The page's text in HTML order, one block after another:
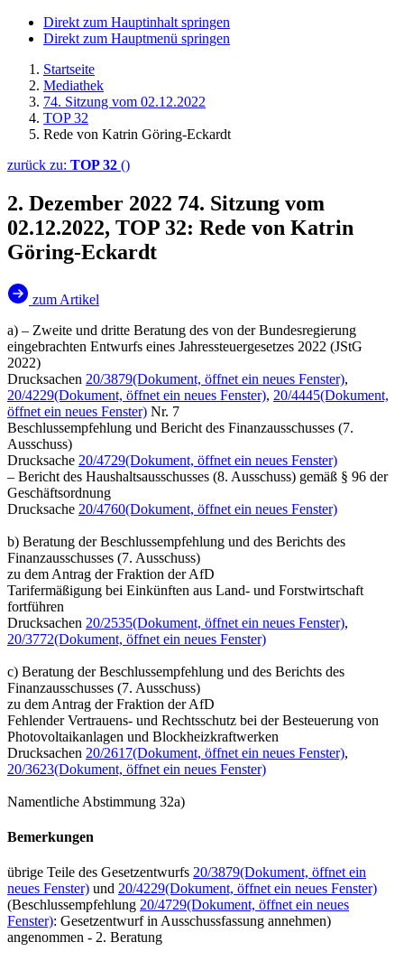
Direkt zum Hauptinhalt springen
Direkt zum Hauptmenü springen
Startseite
Mediathek
74. Sitzung vom 02.12.2022
TOP 32
Rede von Katrin Göring-Eckardt
zurück zu: TOP 32 ()
2. Dezember 2022 74. Sitzung vom
02.12.2022, TOP 32: Rede von Katrin
Göring-Eckardt
zum Artikel
a) – Zweite und dritte Beratung des von der Bundesregierung
eingebrachten Entwurfs eines Jahressteuergesetzes 2022 (JStG
2022)
Drucksachen 20/3879(Dokument, öffnet ein neues Fenster),
20/4229(Dokument, öffnet ein neues Fenster), 20/4445(Dokument,
öffnet ein neues Fenster) Nr. 7
Beschlussempfehlung und Bericht des Finanzausschusses (7.
Ausschuss)
Drucksache 20/4729(Dokument, öffnet ein neues Fenster)
– Bericht des Haushaltsausschusses (8. Ausschuss) gemäß § 96 der
Geschäftsordnung
Drucksache 20/4760(Dokument, öffnet ein neues Fenster)
b) Beratung der Beschlussempfehlung und des Berichts des
Finanzausschusses (7. Ausschuss)
zu dem Antrag der Fraktion der AfD
Tarifermäßigung bei Einkünften aus Land- und Forstwirtschaft
fortführen
Drucksachen 20/2535(Dokument, öffnet ein neues Fenster),
20/3772(Dokument, öffnet ein neues Fenster)
c) Beratung der Beschlussempfehlung und des Berichts des
Finanzausschusses (7. Ausschuss)
zu dem Antrag der Fraktion der AfD
Fehlender Vertrauens- und Rechtsschutz bei der Besteuerung von
Photovoltaikanlagen und Blockheizkraftwerken
Drucksachen 20/2617(Dokument, öffnet ein neues Fenster),
20/3623(Dokument, öffnet ein neues Fenster)
Namentliche Abstimmung 32a)
Bemerkungen
übrige Teile des Gesetzentwurfs 20/3879(Dokument, öffnet ein
neues Fenster) und 20/4229(Dokument, öffnet ein neues Fenster)
(Beschlussempfehlung 20/4729(Dokument, öffnet ein neues
Fenster): Gesetzentwurf in Ausschussfassung annehmen)
angenommen - 2. Beratung